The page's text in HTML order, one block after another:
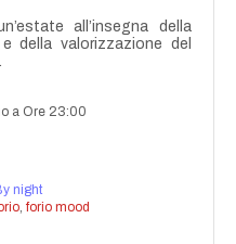
all’insegna della
della valorizzazione del
a Ore 23:00
night
, forio mood